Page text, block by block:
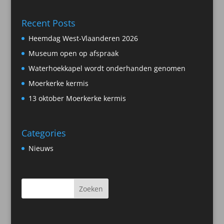
Recent Posts
Heemdag West-Vlaanderen 2026
Museum open op afspraak
Waterhoekkapel wordt onderhanden genomen
Moerkerke kermis
13 oktober Moerkerke kermis
Categories
Nieuws